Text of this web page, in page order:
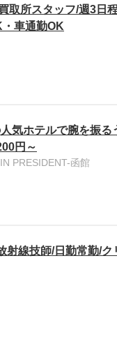
取所スタッフ/週3日
車通勤OK
気ホテルで腕を振る
円～
PRESIDENT-函館
射線技師/日勤常勤/